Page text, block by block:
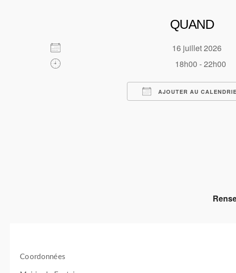
QUAND
16 juillet 2026
18h00 - 22h00
AJOUTER AU
Coordonnées